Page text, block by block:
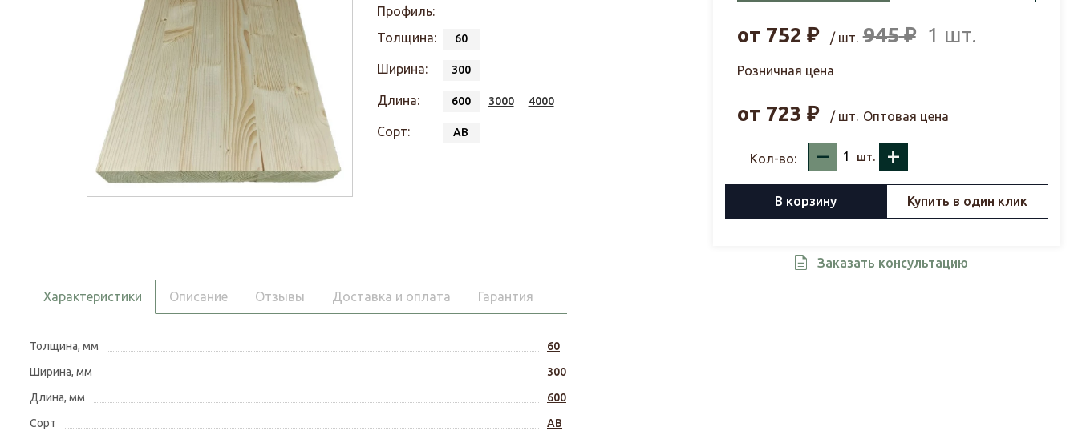
Профиль:
Толщина:
60
Ширина: 300
Длина: 600 3000 4000
Сорт: АВ
от 752 ₽ / шт. 945₽ 1 шт.
Розничная цена
от 723 ₽ / шт. Оптовая цена
Кол-во: – шт. +
В корзину Купить в один клик
Заказать консультацию
Характеристики Описание Отзывы Доставка и оплата Гарантия
Толщина, мм
60
Ширина, мм
300
Длина, мм
600
Сорт
АВ